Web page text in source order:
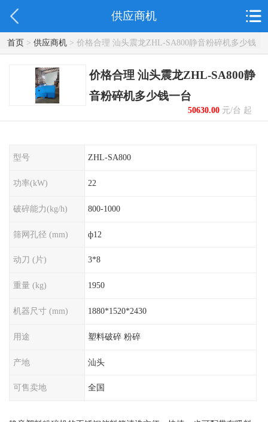
供应商机
首页> 供应商机> 价格合理 汕头震龙ZHL-SA800静音粉碎机多少钱
一台
价格合理 汕头震龙ZHL-SA800静
音粉碎机多少钱一台
50630.00元/台 起
型号 ZHL-SA800
功率(kW) 22
破碎能力(kg/h) 800-1000
筛网孔径 (mm) ф12
动刀 (片) 3*8
重量 (kg) 1950
机器尺寸 (mm) 1880*1520*2430
用途 塑料破碎 粉碎
产地 汕头
可售卖地 全国